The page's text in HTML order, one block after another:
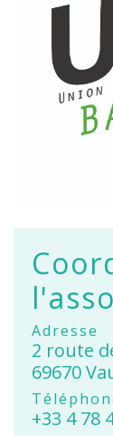
Adresse
2 route
69670
+33 4 78